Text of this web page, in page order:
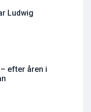
Ludwig
efter åren i